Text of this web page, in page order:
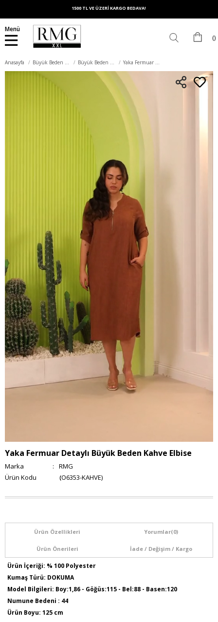
1500 TL VE ÜZERİ KARGO BEDAVA!
Menü
Anasayfa Büyük Beden Elbise Büyük Beden Günlük Elbise Yaka Fermuar Detaylı Büyük Beden Kahve Elbise
Yaka Fermuar Detaylı Büyük Beden Kahve Elbise
Marka :
RMG
(O6353-KAHVE)
Ürün Özellikleri Yorumlar(0)
Ürün Önerileri İade / Değişim / Kargo
Ürün İçeriği: % 100 Polyester
Kumaş Türü: DOKUMA
Model Bilgileri: Boy:1,86 - Göğüs:115 - Bel:88 - Basen:120
Numune Bedeni : 44
Ürün Boyu: 125 cm